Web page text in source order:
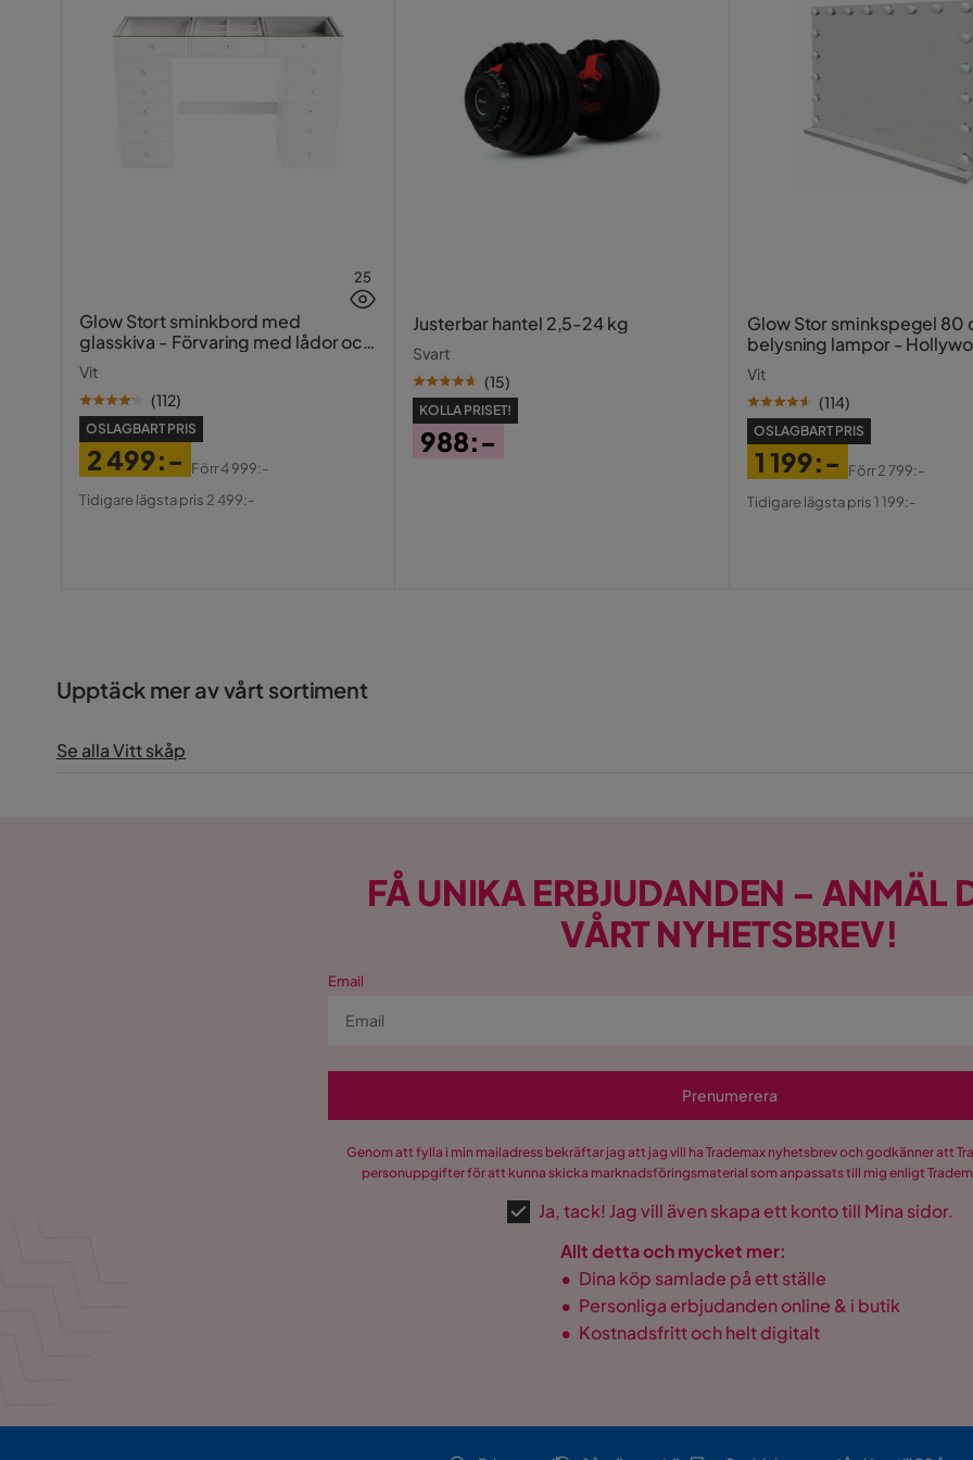
25
Glow Stort sminkbord med
glasskiva - Förvaring med lådor och
Vit
(112)
OSLAGBART PRIS
Pris
2 499:-
Original
Förr4 999:-
Tidigare lägsta pris 2 499:-
Justerbar hantel 2,5-24 kg
Svart
(15)
KOLLA PRISET!
988:-
Glow Stor sminkspegel 80
belysning lampor -
spegel med USB-charging
Vit
(114)
OSLAGBART PRIS
Pris
1 199:-
Original
Förr2 799:-
Tidigare lägsta pris 1 199:-
Upptäck mer av vårt sortiment
Se alla Vitt skåp
FÅ UNIKA ERBJUDANDEN – ANMÄL
VÅRT NYHETSBREV!
Email
Prenumerera
Genom att fylla i min mailadress bekräftar jag att jag vill ha Trademax nyhetsbrev och godkänner att
personuppgifter för att kunna skicka marknadsföringsmaterial som anpassats till mig enligt
Ja, tack! Jag vill även skapa ett konto till Mina sidor.
Allt detta och mycket mer:
• Dina köp samlade på ett ställe
• Personliga erbjudanden online & i butik
• Kostnadsfritt och helt digitalt